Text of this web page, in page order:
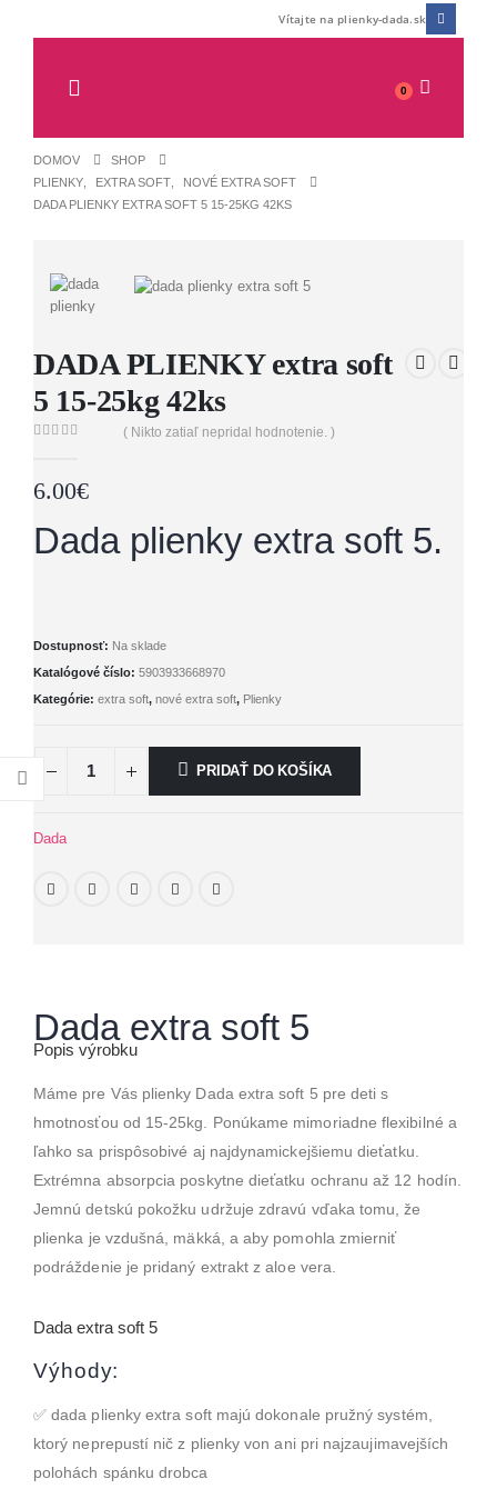
Vítajte na plienky-dada.sk
0
DOMOV
SHOP
PLIENKY
EXTRA SOFT
NOVÉ EXTRA SOFT
DADA PLIENKY EXTRA SOFT 5 15-25KG 42KS
DADA PLIENKY extra soft
5 15-25kg 42ks
( Nikto zatiaľ nepridal hodnotenie. )
6.00€
Dada plienky extra soft 5.
Dostupnosť: Na sklade
Katalógové číslo: 5903933668970
Kategórie: extra soft, nové extra soft, Plienky
PRIDAŤ DO KOŠÍKA
Dada
Dada extra soft 5
Popis výrobku
Máme pre Vás plienky Dada extra soft 5 pre deti s
hmotnosťou od 15-25kg. Ponúkame mimoriadne flexibilné a
ľahko sa prispôsobivé aj najdynamickejšiemu dieťatku.
Extrémna absorpcia poskytne dieťatku ochranu až 12 hodín.
Jemnú detskú pokožku udržuje zdravú vďaka tomu, že
plienka je vzdušná, mäkká, a aby pomohla zmierniť
podráždenie je pridaný extrakt z aloe vera.
Dada extra soft 5
Výhody:
✅ dada plienky extra soft majú dokonale pružný systém,
ktorý neprepustí nič z plienky von ani pri najzaujimavejších
polohách spánku drobca
7.50€
0z 5
1.40 €